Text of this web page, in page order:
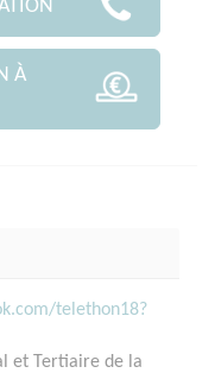
À
telethon18?
et Tertiaire de la